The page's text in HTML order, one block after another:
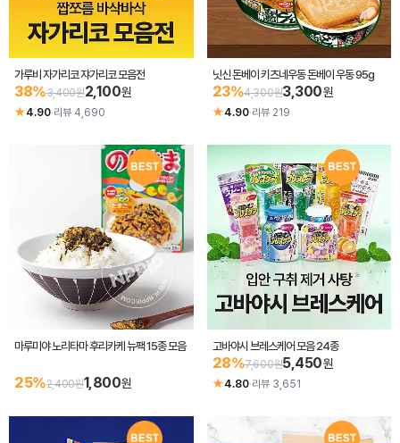
가루비 자가리코 쟈가리코 모음전
38%3,400원2,100원
★4.90·리뷰 4,690
닛신 돈베이 키츠네우동 돈베이 우동 95g
23%4,300원3,300원
★4.90·리뷰 219
마루미야 노리타마 후리카케 뉴팩 15종 모음
25%2,400원1,800원
고바야시 브레스케어 모음 24종
28%7,600원5,450원
★4.80·리뷰 3,651